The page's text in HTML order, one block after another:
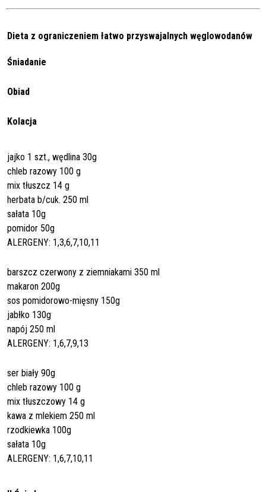
Dieta z ograniczeniem łatwo przyswajalnych węglowodanów
Śniadanie
Obiad
Kolacja
jajko 1 szt., wędlina 30g
chleb razowy 100 g
mix tłuszcz 14 g
herbata b/cuk. 250 ml
sałata 10g
pomidor 50g
ALERGENY: 1,3,6,7,10,11
barszcz czerwony z ziemniakami 350 ml
makaron 200g
sos pomidorowo-mięsny 150g
jabłko 130g
napój 250 ml
ALERGENY: 1,6,7,9,13
ser biały 90g
chleb razowy 100 g
mix tłuszczowy 14 g
kawa z mlekiem 250 ml
rzodkiewka 100g
sałata 10g
ALERGENY: 1,6,7,10,11